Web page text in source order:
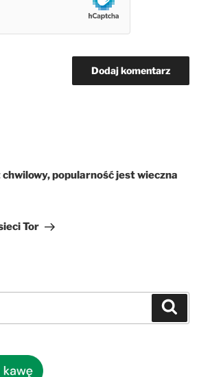
popularność jest wieczna
Tor